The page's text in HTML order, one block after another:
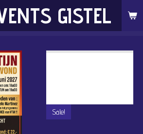
GISTEL
Sale!